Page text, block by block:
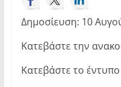
Δημοσίευση: 10
Κατεβάστε την
Κατεβάστε το